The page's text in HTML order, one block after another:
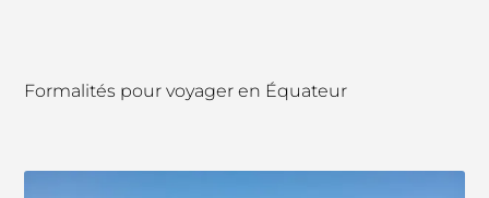
Formalités pour voyager en Équateur